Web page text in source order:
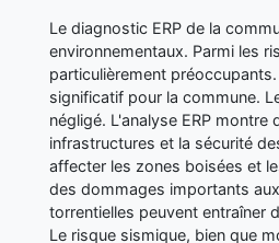
Le diagnostic ERP de la
environnementaux. Parmi les
particulièrement
significatif pour la commune.
négligé. L'analyse ERP
infrastructures et la sécurité
affecter les zones boisées et
des dommages importants
torrentielles peuvent entraîner
Le risque sismique, bien que